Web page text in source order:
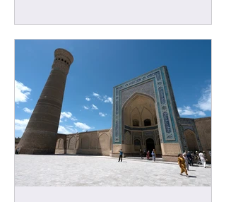
principal traversait l’Ouzbékistan où se
trouve la ville de Khiva. Avec
Samarcande et Boukhara , cette
ancienne oasis figurait parmi les
nombreuses étapes de repos et
d’échanges dans cette région d’Asie
centrale. Elle accueillait les caravanes
chargées de tapis, d’épices, de tissus
et de bijoux. Des